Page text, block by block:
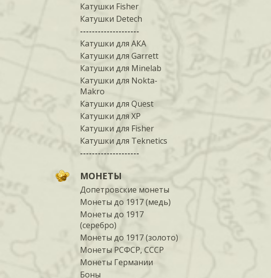
Катушки Fisher
Катушки Detech
--------------------
Катушки для АКА
Катушки для Garrett
Катушки для Minelab
Катушки для Nokta-
Makro
Катушки для Quest
Катушки для XP
Катушки для Fisher
Катушки для Teknetics
--------------------
МОНЕТЫ
Допетровские монеты
Монеты до 1917 (медь)
Монеты до 1917
(серебро)
Монеты до 1917 (золото)
Монеты РСФСР, СССР
Монеты Германии
Боны